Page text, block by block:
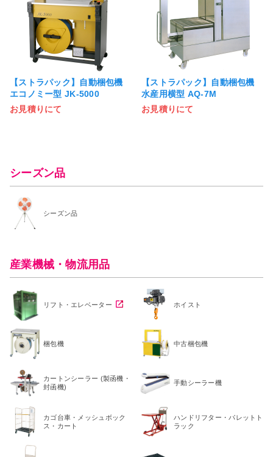
【ストラパック】自動梱包機
エコノミー型 JK-5000
お見積りにて
【ストラパック】自動梱包機
水産用横型 AQ-7M
お見積りにて
シーズン品
シーズン品
産業機械・物流用品
リフト・エレベーター ホイスト
梱包機 中古梱包機
カートンシーラー (製函機・
封函機)
手動シーラー機
カゴ台車・メッシュボック
ス・カート
ハンドリフター・パレットト
ラック